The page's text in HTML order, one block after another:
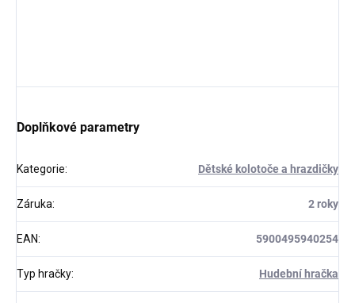
Doplňkové parametry
Kategorie: Dětské kolotoče a hrazdičky
Záruka: 2 roky
EAN: 5900495940254
Typ hračky: Hudební hračka